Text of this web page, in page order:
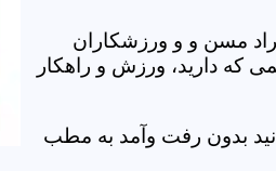
مسن و و ورزشکاران
که دارید، ورزش و راهکار
بدون رفت وآمد به مطب